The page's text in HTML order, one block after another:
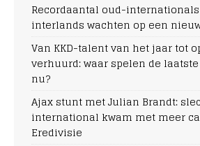
Recordaantal oud-internationals
interlands wachten op een
Van KKD-talent van het jaar tot
verhuurd: waar spelen de
nu?
Ajax stunt met Julian Brandt:
international kwam met meer
Eredivisie